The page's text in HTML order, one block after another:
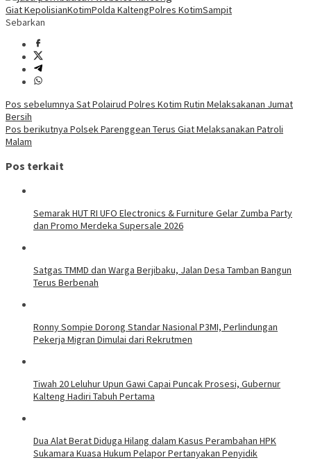
Giat KepolisianKotimPolda KaltengPolres KotimSampit
Sebarkan
Navigasi
pos
Pos sebelumnya Sat Polairud Polres Kotim Rutin Melaksakanan Jumat
Bersih
Pos berikutnya Polsek Parenggean Terus Giat Melaksanakan Patroli
Malam
Pos terkait
Semarak HUT RI UFO Electronics & Furniture Gelar Zumba Party
dan Promo Merdeka Supersale 2026
Satgas TMMD dan Warga Berjibaku, Jalan Desa Tamban Bangun
Terus Berbenah
Ronny Sompie Dorong Standar Nasional P3MI, Perlindungan
Pekerja Migran Dimulai dari Rekrutmen
Tiwah 20 Leluhur Upun Gawi Capai Puncak Prosesi, Gubernur
Kalteng Hadiri Tabuh Pertama
Dua Alat Berat Diduga Hilang dalam Kasus Perambahan HPK
Sukamara Kuasa Hukum Pelapor Pertanyakan Penyidik